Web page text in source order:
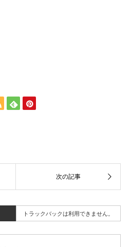
トラックバックは利用できません。